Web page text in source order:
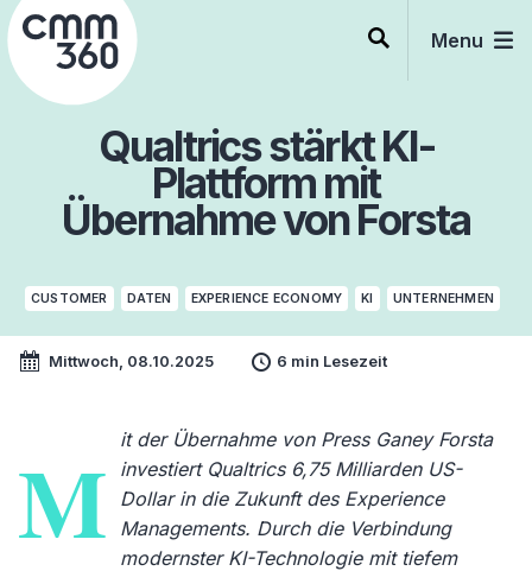
Skip
to
content
Menu
Qualtrics stärkt KI-
Plattform mit
Übernahme von Forsta
CUSTOMER DATEN EXPERIENCE ECONOMY KI UNTERNEHMEN
Mittwoch, 08.10.2025 6 min Lesezeit
M
it der Übernahme von Press Ganey Forsta
investiert Qualtrics 6,75 Milliarden US-
Dollar in die Zukunft des Experience
Managements. Durch die Verbindung
modernster KI-Technologie mit tiefem